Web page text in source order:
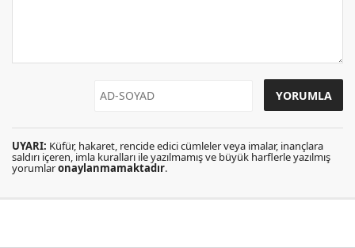
UYARI: Küfür, hakaret, rencide edici cümleler veya imalar, inançlara
saldırı içeren, imla kuralları ile yazılmamış ve büyük harflerle yazılmış
yorumlaronaylanmamaktadır.